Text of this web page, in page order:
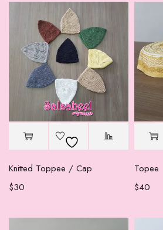
Knitted Toppee / Cap
$30
Topee
$40